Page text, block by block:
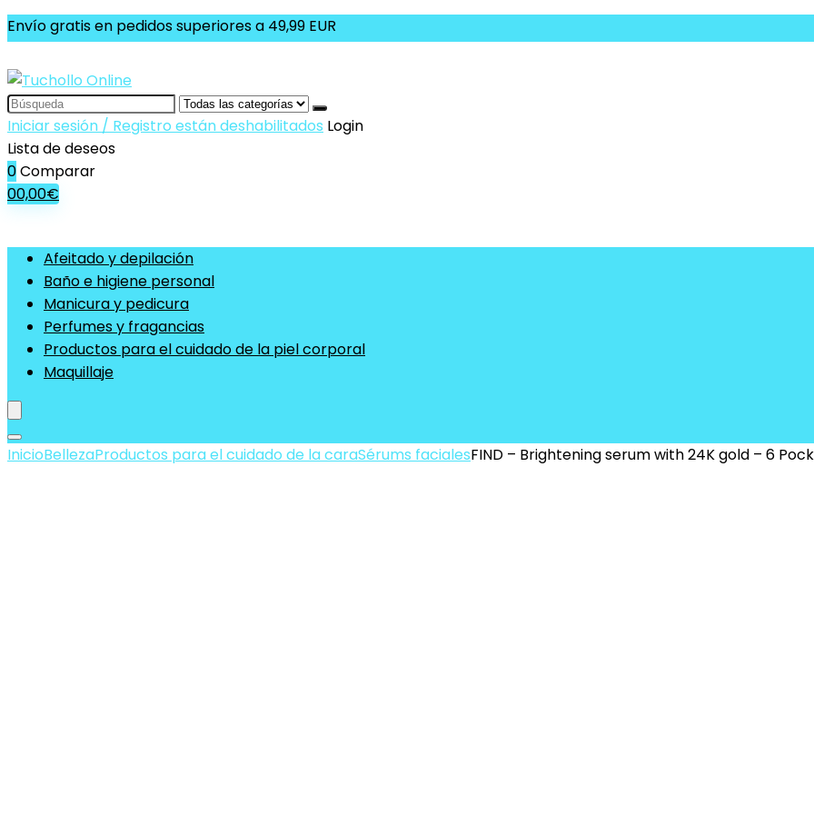
Envío gratis en pedidos superiores a 49,99 EUR
Search
for:
Iniciar sesión / Registro están deshabilitados Login
Lista de deseos
0Comparar
00,00€
Afeitado y depilación
Baño e higiene personal
Manicura y pedicura
Perfumes y fragancias
Productos para el cuidado de la piel corporal
Maquillaje
InicioBellezaProductos para el cuidado de la caraSérums facialesFIND – Brightening serum with 24K gold – 6